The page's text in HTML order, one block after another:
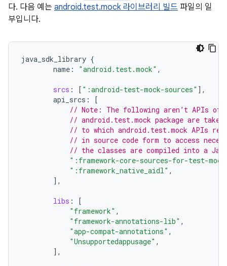
다. 다음 예는 android.test.mock 라이브러리 빌드 파일의 일
부입니다.
java_sdk_library {
name : "android.test.mock" ,
srcs : [ ":android-test-mock-sources" ] ,
api_srcs :
[
// Note: The following aren’t APIs
// android.test.mock package are
// to which android.test.mock APIs
// in source code form to access
// the classes are compiled into a
":framework-core-sources-for-test-
":framework_native_aidl" ,
] ,
libs :
[
"framework" ,
"framework-annotations-lib" ,
"app-compat-annotations" ,
"Unsupportedappusage" ,
] ,